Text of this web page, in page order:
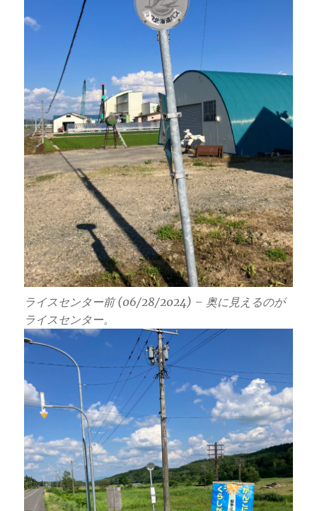
ライスセンター前 (06/28/2024) – 奥に見えるのが
ライスセンター。